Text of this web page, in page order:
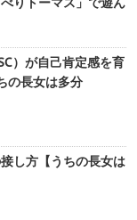
）が自己肯定感を育
の長女は多分
し方【うちの長女は